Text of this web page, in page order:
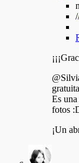
Es
fotos
¡Un